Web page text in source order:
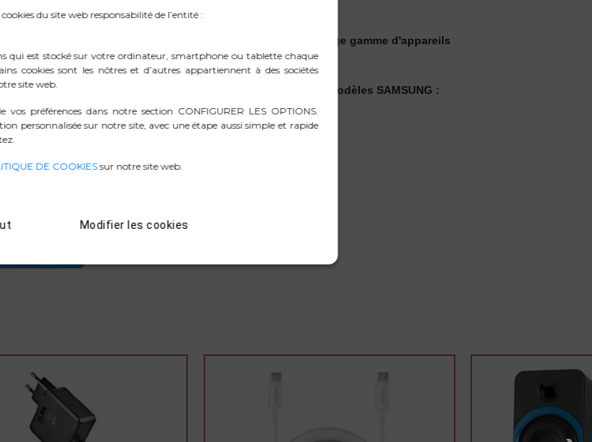
chargeur/adaptateur d'alimentation lourd.
de puissance PD. Il est compatible avec une large gamme d'appareils
votre ordinateur portable.
différentes pour assurer la compatibilité avec tous les modèles SAMSUNG :
du site web responsabilité de l’entité :
qui est stocké sur votre ordinateur, smartphone ou tablette chaque
cookies sont les nôtres et d’autres appartiennent à des sociétés
site web.
préférences dans notre section CONFIGURER LES OPTIONS.
personnalisée sur notre site, avec une étape aussi simple et rapide
DE COOKIESsur notre site web.
Modifier les cookies